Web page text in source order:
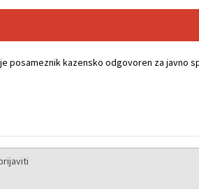
posameznik kazensko odgovoren za javno